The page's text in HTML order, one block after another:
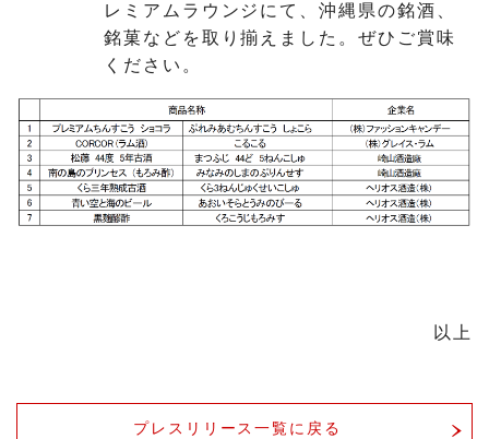
レミアムラウンジにて、沖縄県の銘酒、
銘菓などを取り揃えました。ぜひご賞味
ください。
以上
プレスリリース一覧に戻る